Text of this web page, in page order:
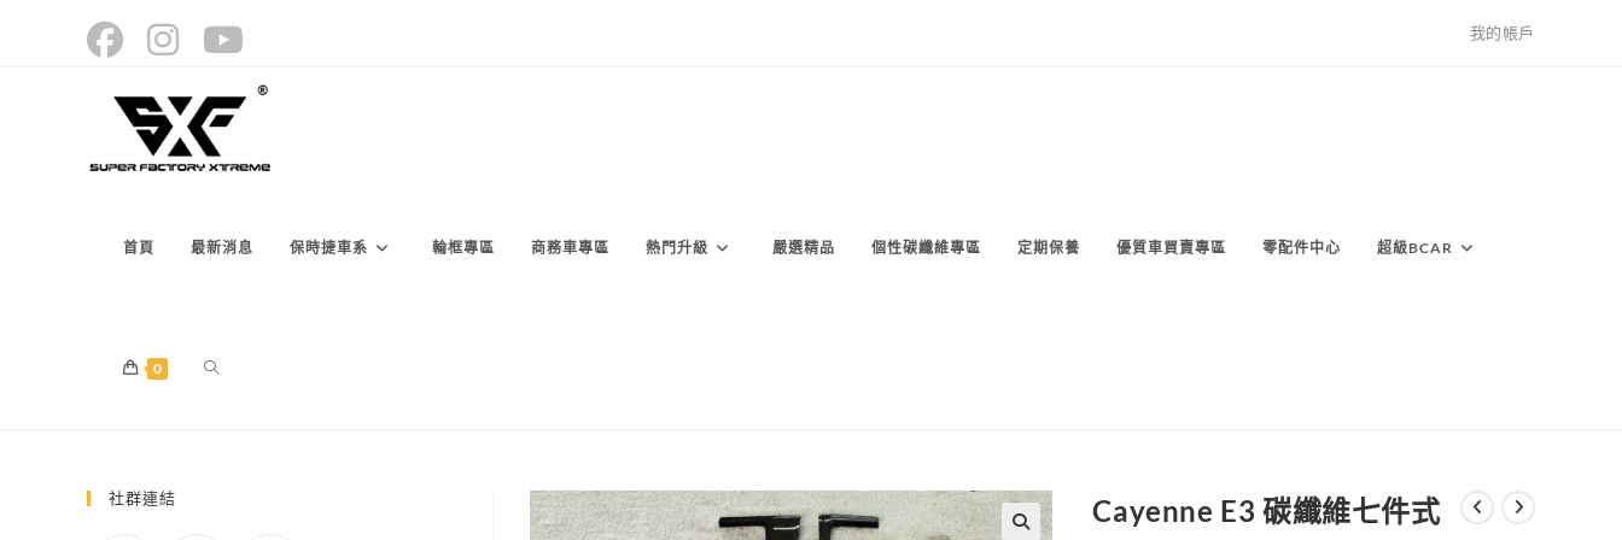
我的帳戶
首頁 最新消息 保時捷車系 輪框專區 商務車專區 熱門升級 嚴選精品 個性碳纖維專區 定期保養 優質車買賣專區 零配件中心 超級BCAR
0 TOGGLE
Cayenne E3 碳纖維七件式
社群連結